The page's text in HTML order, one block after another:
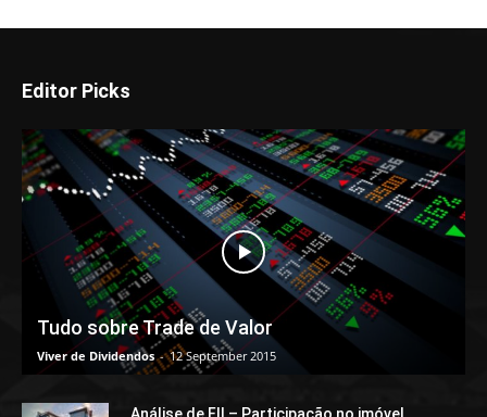
Editor Picks
Tudo sobre Trade de Valor
Viver de Dividendos - 12 September 2015